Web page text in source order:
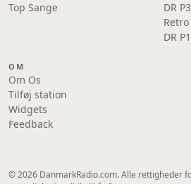
Top Sange
DR P3
DR P1
OM
Om Os
Tilføj station
Widgets
Feedback
© 2026 DanmarkRadio.com. Alle rettigheder